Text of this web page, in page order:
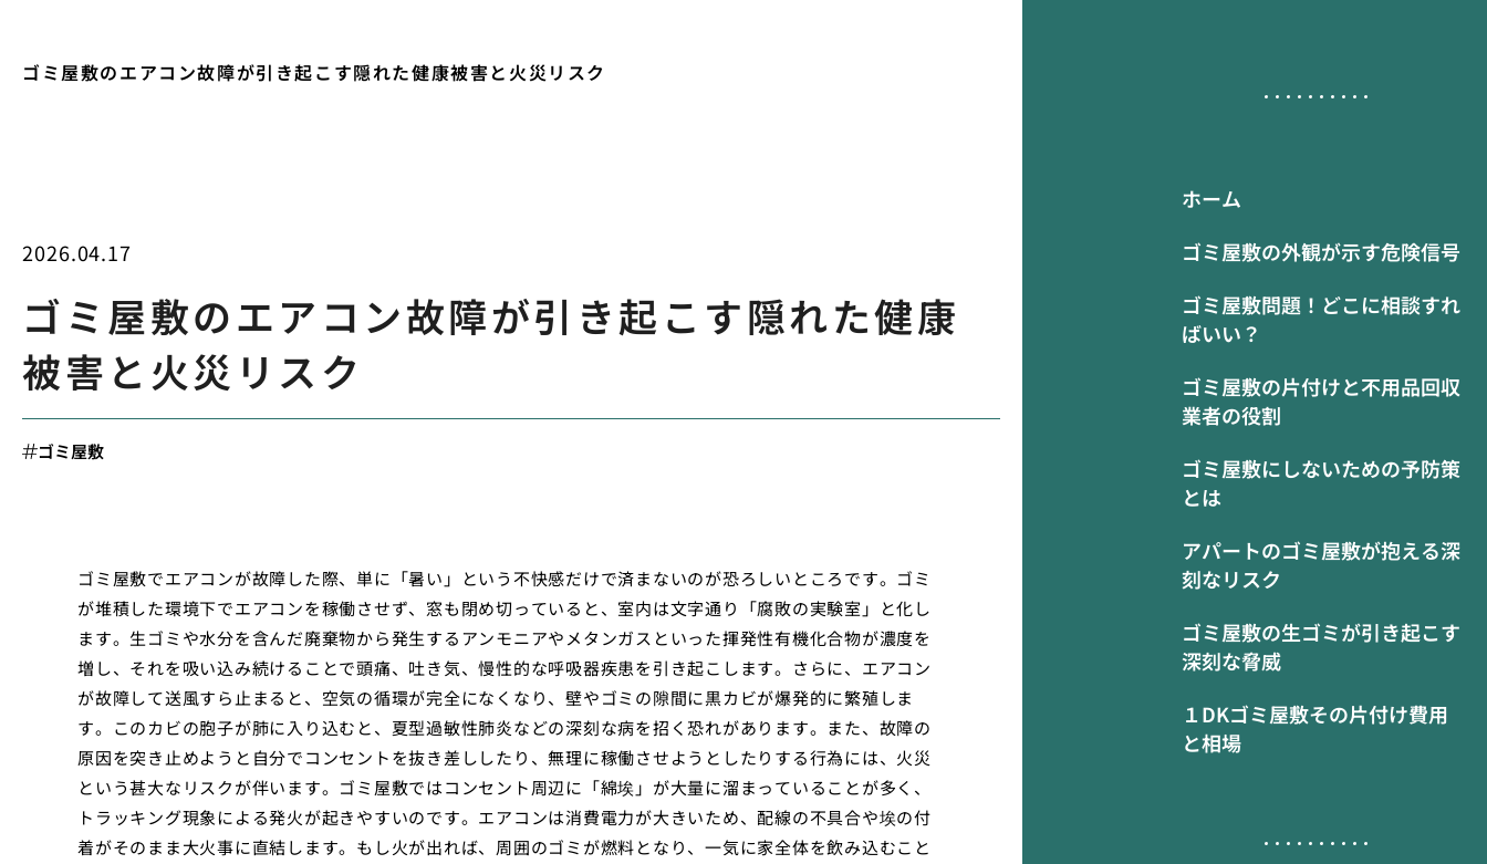
ゴミ屋敷のエアコン故障が引き起こす隠れた健康被害と火災リスク
ホーム
ゴミ屋敷の外観が示す危険信号
ゴミ屋敷問題！どこに相談すれ
ばいい？
ゴミ屋敷の片付けと不用品回収
業者の役割
ゴミ屋敷にしないための予防策
とは
アパートのゴミ屋敷が抱える深
刻なリスク
ゴミ屋敷の生ゴミが引き起こす
深刻な脅威
１DKゴミ屋敷その片付け費用
と相場
2026.04.17
ゴミ屋敷のエアコン故障が引き起こす隠れた健康
被害と火災リスク
ゴミ屋敷
ゴミ屋敷でエアコンが故障した際、単に「暑い」という不快感だけで済まないのが恐ろしいところです。ゴミ
が堆積した環境下でエアコンを稼働させず、窓も閉め切っていると、室内は文字通り「腐敗の実験室」と化し
ます。生ゴミや水分を含んだ廃棄物から発生するアンモニアやメタンガスといった揮発性有機化合物が濃度を
増し、それを吸い込み続けることで頭痛、吐き気、慢性的な呼吸器疾患を引き起こします。さらに、エアコン
が故障して送風すら止まると、空気の循環が完全になくなり、壁やゴミの隙間に黒カビが爆発的に繁殖しま
す。このカビの胞子が肺に入り込むと、夏型過敏性肺炎などの深刻な病を招く恐れがあります。また、故障の
原因を突き止めようと自分でコンセントを抜き差ししたり、無理に稼働させようとしたりする行為には、火災
という甚大なリスクが伴います。ゴミ屋敷ではコンセント周辺に「綿埃」が大量に溜まっていることが多く、
トラッキング現象による発火が起きやすいのです。エアコンは消費電力が大きいため、配線の不具合や埃の付
着がそのまま大火事に直結します。もし火が出れば、周囲のゴミが燃料となり、一気に家全体を飲み込むこと